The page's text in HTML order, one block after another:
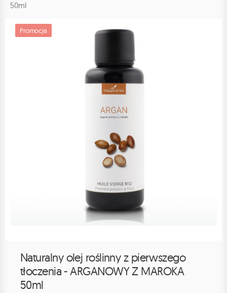
50ml
Promocja
Naturalny olej roślinny z pierwszego
tłoczenia - ARGANOWY Z MAROKA
50ml